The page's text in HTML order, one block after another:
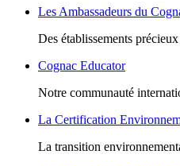
Les Ambassadeurs du
Des établissements
Cognac Educator
Notre communauté
La Certification
La transition